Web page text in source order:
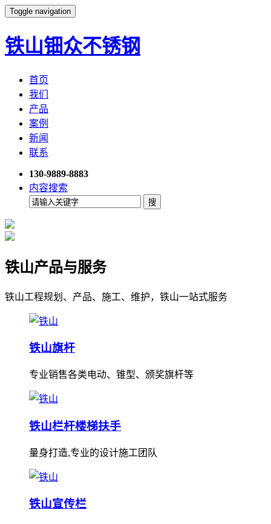
Toggle navigation
铁山钿众不锈钢
首页
我们
产品
案例
新闻
联系
130-9889-8883
内容搜索
铁山产品与服务
铁山工程规划、产品、施工、维护，铁山一站式服务
铁山旗杆
专业销售各类电动、锥型、颁奖旗杆等
铁山栏杆楼梯扶手
量身打造,专业的设计施工团队
铁山宣传栏